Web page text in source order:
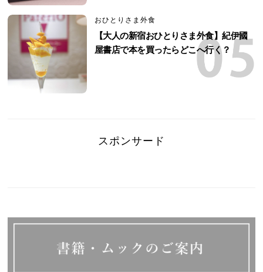
おひとりさま外食
【大人の新宿おひとりさま外食】紀伊國
屋書店で本を買ったらどこへ行く？
スポンサード